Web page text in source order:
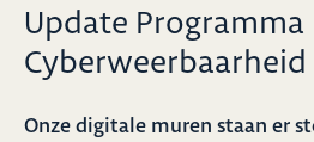
Update Programma
Cyberweerbaarheid
Onze digitale muren staan er